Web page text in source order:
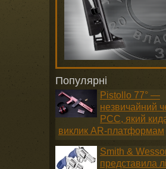
Популярні
Pistollo 77° —
незвичайний
PCC, який
виклик AR-платформам
Smith &
представила